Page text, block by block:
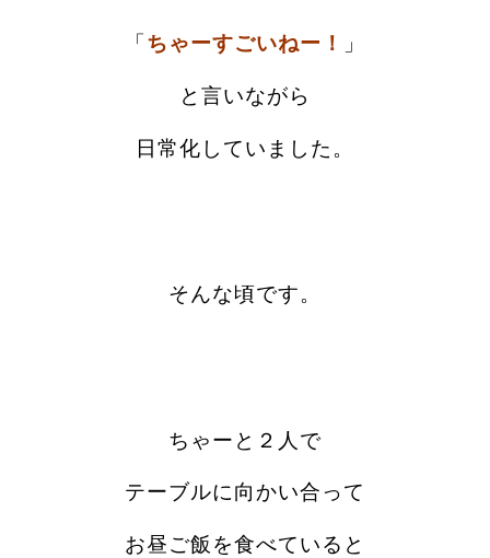
「 ちゃーすごいねー！ 」
と言いながら
日常化していました。
そんな頃です。
ちゃーと２人で
テーブルに向かい合って
お昼ご飯を食べていると